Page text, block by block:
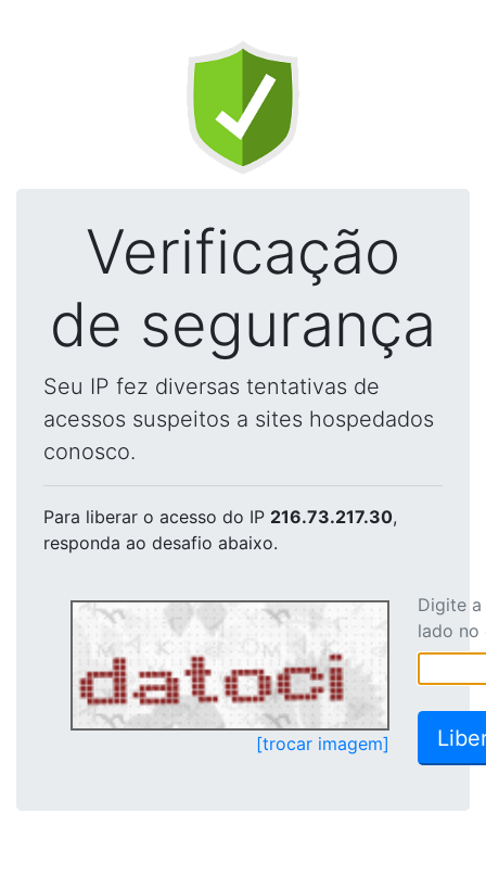
Verificação
de segurança
Seu IP fez diversas tentativas de
acessos suspeitos a sites hospedados
conosco.
Para liberar o acesso do IP 216.73.217.30,
responda ao desafio abaixo.
[trocar imagem]
Digite
lado no